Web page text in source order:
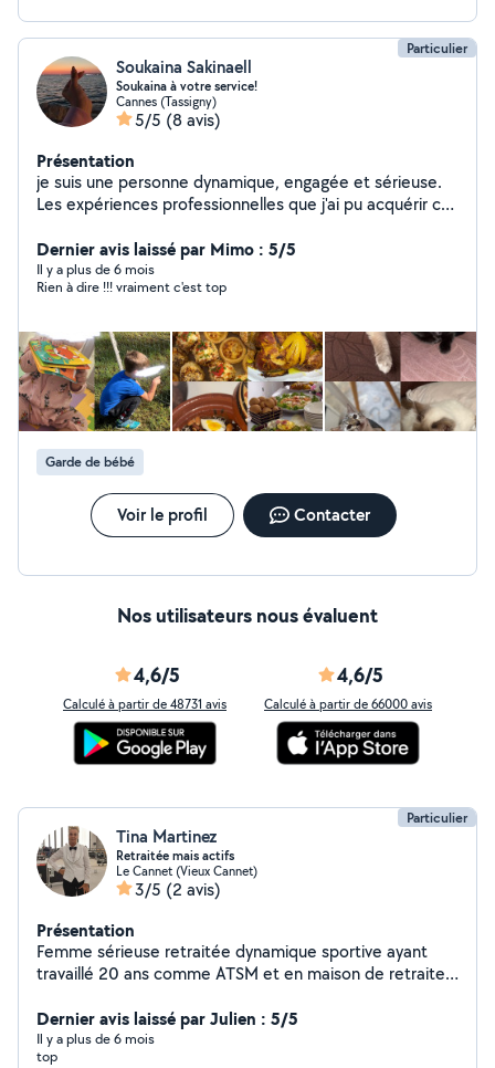
Particulier
Soukaina Sakinaell
Soukaina à votre service!
Cannes (Tassigny)
5/5 (8 avis)
Présentation
je suis une personne dynamique, engagée et sérieuse.
Les expériences professionnelles que j'ai pu acquérir ces
efficace et opérationnelle,et vous pourrez compter sur
ma motivation pour la réalisation de toutes les tâches
que vous me confierez. Je m'adapter facilement à la
disponible pour garder vos chats,chiens vous pouvez
compter sur moi pour faire le travail bien comme il faut
Je suis passionnée de cuisine ,si vous voulez
commander des plats délicieux et healthy n'hésitez pas
à me contactez
Dernier avis laissé par Mimo : 5/5
Il y a plus de 6 mois
Rien à dire !!! vraiment c'est top
Garde de bébé
Voir le profil Contacter
Nos utilisateurs nous évaluent
4,6/5
Calculé à partir de 48731 avis
4,6/5
Calculé à partir de 66000 avis
Particulier
Tina Martinez
Retraitée mais actifs
Le Cannet (Vieux Cannet)
3/5 (2 avis)
Présentation
Femme sérieuse retraitée dynamique sportive ayant
travaillé 20 ans comme ATSM et en maison de retraite
d'enfants,ménage, et m'occuper de personnes âgées
les promener, les accompagnés faire leurs courses je
suis véhiculé. Recherche sur le Cannet, Cannes merci.
Dernier avis laissé par Julien : 5/5
Il y a plus de 6 mois
top